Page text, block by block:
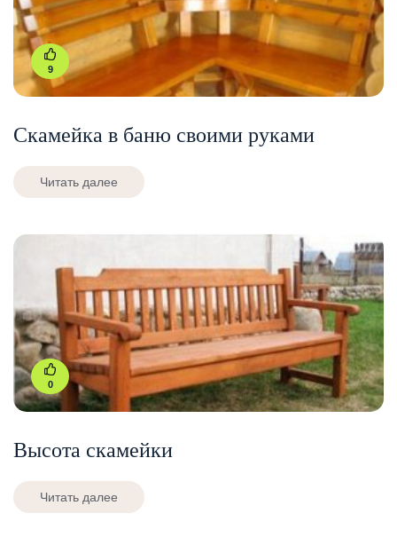
9
Скамейка в баню своими руками
Читать далее
0
Высота скамейки
Читать далее